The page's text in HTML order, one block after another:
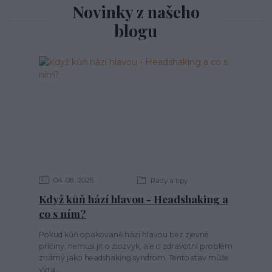
Novinky z našeho
blogu
04 08 2026 Rady a tipy
Když kůň hází hlavou - Headshaking a
co s ním?
Pokud kůň opakovaně hází hlavou bez zjevné
příčiny, nemusí jít o zlozvyk, ale o zdravotní problém
známý jako headshaking syndrom. Tento stav může
výra...